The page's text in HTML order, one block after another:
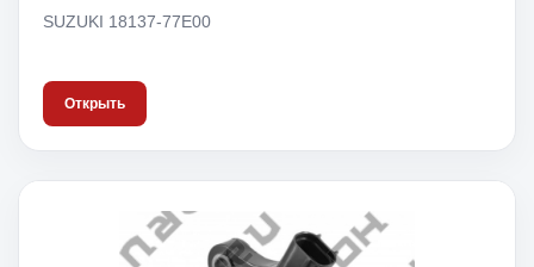
SUZUKI 18137-77E00
Открыть